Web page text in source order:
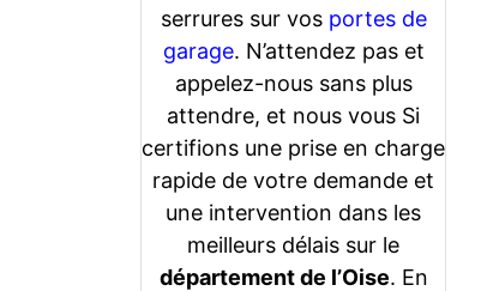
serrures sur vos portes de
garage. N’attendez pas et
appelez-nous sans plus
attendre, et nous vous Si
certifions une prise en charge
rapide de votre demande et
une intervention dans les
meilleurs délais sur le
département de l’Oise. En